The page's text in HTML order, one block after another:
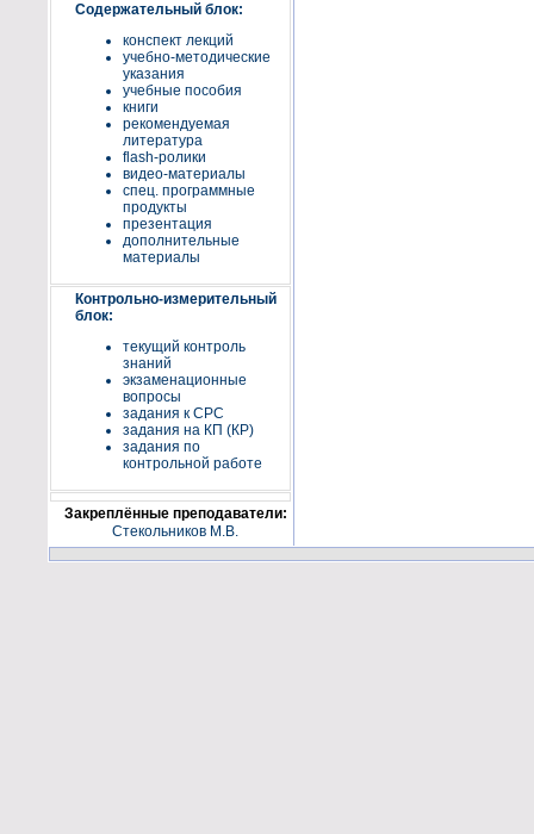
Содержательный блок:
конспект лекций
учебно-методические
указания
учебные пособия
книги
рекомендуемая
литература
flash-ролики
видео-материалы
спец. программные
продукты
презентация
дополнительные
материалы
Контрольно-измерительный
блок:
текущий контроль
знаний
экзаменационные
вопросы
задания к СРС
задания на КП (КР)
задания по
контрольной работе
Закреплённые преподаватели:
Стекольников М.В.